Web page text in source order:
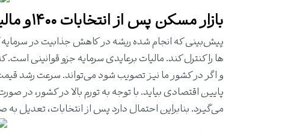
بازار مسکن پس از انتخابات ۱۴۰۰و مالیات برعایدی چه تاثیری در تورم دارد؟
پیش‌بینی که انجام شده ریشه در کاهش جذابیت در
ها را کنترل کند. مالیات برعایدی سرمایه جزو قوانینی
و اگر در کشور ما نیز تصویب شود می‌تواند. سرعت رشد
پایین اقتصادی بیاید. با توجه به تورم بالا در کشور،
می‌گیرد. بنابراین احتمال دارد پس از انتخابات، تعدیل